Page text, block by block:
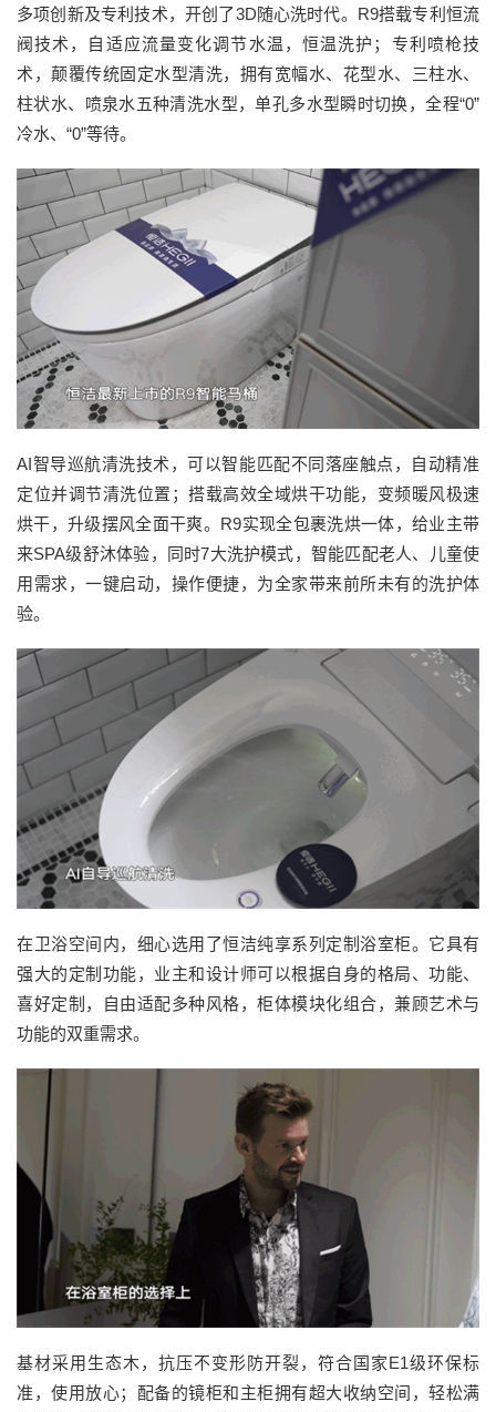
多项创新及专利技术，开创了3D随心洗时代。R9搭载专利恒流
阀技术，自适应流量变化调节水温，恒温洗护；专利喷枪技
术，颠覆传统固定水型清洗，拥有宽幅水、花型水、三柱水、
柱状水、喷泉水五种清洗水型，单孔多水型瞬时切换，全程“0”
冷水、“0”等待。
AI智导巡航清洗技术，可以智能匹配不同落座触点，自动精准
定位并调节清洗位置；搭载高效全域烘干功能，变频暖风极速
烘干，升级摆风全面干爽。R9实现全包裹洗烘一体，给业主带
来SPA级舒沐体验，同时7大洗护模式，智能匹配老人、儿童使
用需求，一键启动，操作便捷，为全家带来前所未有的洗护体
验。
在卫浴空间内，细心选用了恒洁纯享系列定制浴室柜。它具有
强大的定制功能，业主和设计师可以根据自身的格局、功能、
喜好定制，自由适配多种风格，柜体模块化组合，兼顾艺术与
功能的双重需求。
基材采用生态木，抗压不变形防开裂，符合国家E1级环保标
准，使用放心；配备的镜柜和主柜拥有超大收纳空间，轻松满